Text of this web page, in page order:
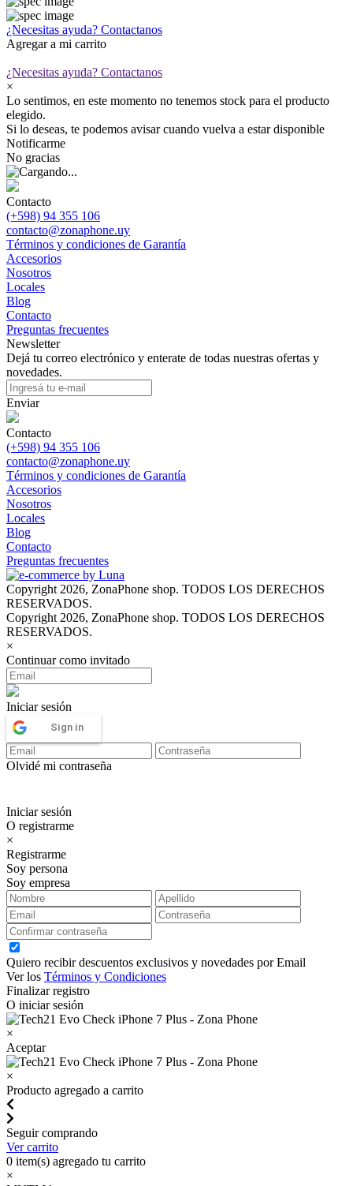
¿Necesitas ayuda? Contactanos
Agregar a mi carrito
¿Necesitas ayuda? Contactanos
×
Lo sentimos, en este momento no tenemos stock para el producto
elegido.
Si lo deseas, te podemos avisar cuando vuelva a estar disponible
Notificarme
No gracias
Contacto
(+598) 94 355 106
contacto@zonaphone.uy
Términos y condiciones de Garantía
Accesorios
Nosotros
Locales
Blog
Contacto
Preguntas frecuentes
Newsletter
Dejá tu correo electrónico y enterate de todas nuestras ofertas y
novedades.
Enviar
Contacto
(+598) 94 355 106
contacto@zonaphone.uy
Términos y condiciones de Garantía
Accesorios
Nosotros
Locales
Blog
Contacto
Preguntas frecuentes
Copyright 2026, ZonaPhone shop. TODOS LOS DERECHOS
RESERVADOS.
Copyright 2026, ZonaPhone shop. TODOS LOS DERECHOS
RESERVADOS.
×
Continuar como invitado
Iniciar sesión
Sign in
Olvidé mi contraseña
Iniciar sesión
O registrarme
×
Registrarme
Soy persona
Soy empresa
Quiero recibir descuentos exclusivos y novedades por Email
Ver los Términos y Condiciones
Finalizar registro
O iniciar sesión
×
Aceptar
×
Producto agregado a carrito
Seguir comprando
Ver carrito
0 item(s) agregado tu carrito
×